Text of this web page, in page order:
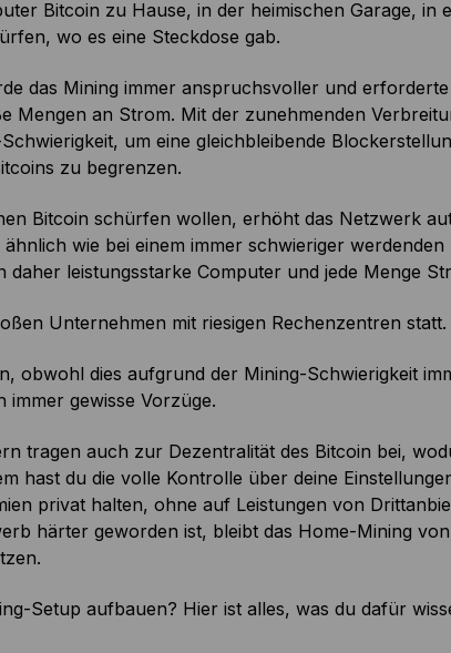
Bitcoin zu Hause, in der heimischen Garage, in
wo es eine Steckdose gab.
das Mining immer anspruchsvoller und
Mengen an Strom. Mit der zunehmenden
um eine gleichbleibende
zu begrenzen.
Bitcoin schürfen wollen, erhöht das Netzwerk
wie bei einem immer schwieriger werdenden
leistungsstarke Computer und jede Menge
Unternehmen mit riesigen Rechenzentren statt.
obwohl dies aufgrund der Mining-Schwierigkeit
gewisse Vorzüge.
tragen auch zur Dezentralität des Bitcoin bei,
hast du die volle Kontrolle über deine
privat halten, ohne auf Leistungen von
härter geworden ist, bleibt das Home-Mining
Setup aufbauen? Hier ist alles, was du dafür